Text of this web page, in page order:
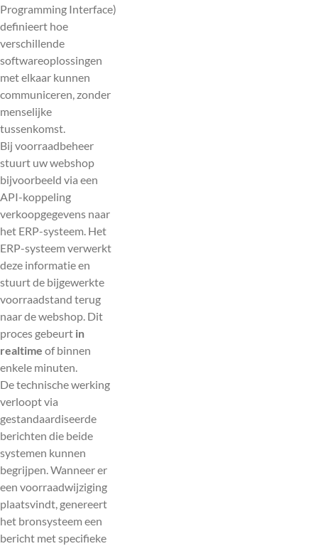
Programming Interface)
definieert hoe
verschillende
softwareoplossingen
met elkaar kunnen
communiceren, zonder
menselijke
tussenkomst.
Bij voorraadbeheer
stuurt uw webshop
bijvoorbeeld via een
API-koppeling
verkoopgegevens naar
het ERP-systeem. Het
ERP-systeem verwerkt
deze informatie en
stuurt de bijgewerkte
voorraadstand terug
naar de webshop. Dit
proces gebeurt in
realtime of binnen
enkele minuten.
De technische werking
verloopt via
gestandaardiseerde
berichten die beide
systemen kunnen
begrijpen. Wanneer er
een voorraadwijziging
plaatsvindt, genereert
het bronsysteem een
bericht met specifieke